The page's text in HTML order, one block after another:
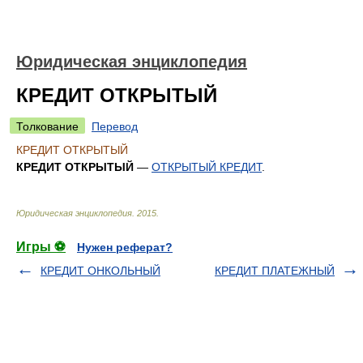
Юридическая энциклопедия
КРЕДИТ ОТКРЫТЫЙ
Толкование
Перевод
КРЕДИТ ОТКРЫТЫЙ
КРЕДИТ ОТКРЫТЫЙ — ОТКРЫТЫЙ КРЕДИТ.
Юридическая энциклопедия 2015
Игры ⚽
Нужен реферат?
КРЕДИТ ОНКОЛЬНЫЙ
КРЕДИТ ПЛАТЕЖНЫЙ